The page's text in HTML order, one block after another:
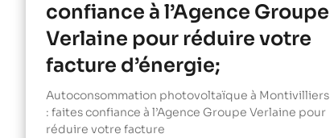
confiance à l’Agence Groupe
Verlaine pour réduire votre
facture d’énergie;
Autoconsommation photovoltaïque à Montivilliers
: faites confiance à l’Agence Groupe Verlaine pour
réduire votre facture